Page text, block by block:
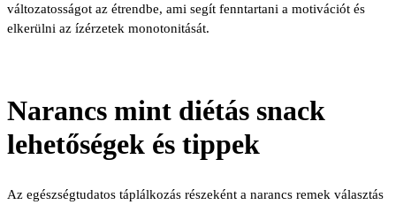
változatosságot az étrendbe, ami segít fenntartani a motivációt és
elkerülni az ízérzetek monotonitását.
Narancs mint diétás snack
lehetőségek és tippek
Az egészségtudatos táplálkozás részeként a narancs remek választás